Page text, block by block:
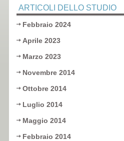
ARTICOLI DELLO STUDIO
Febbraio 2024
Aprile 2023
Marzo 2023
Novembre 2014
Ottobre 2014
Luglio 2014
Maggio 2014
Febbraio 2014